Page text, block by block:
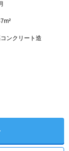
ンクリート造